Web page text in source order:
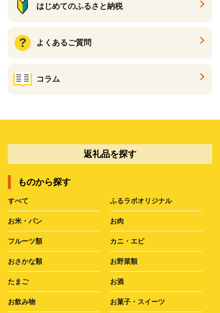
はじめてのふるさと納税
よくあるご質問
コラム
返礼品を探す
ものから探す
すべて ふるラボオリジナル
お米・パン お肉
フルーツ類 カニ・エビ
おさかな類 お野菜類
たまご お酒
お飲み物 お菓子・スイーツ